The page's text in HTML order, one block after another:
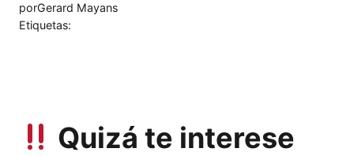
porGerard Mayans
Etiquetas:
Quizá te interese